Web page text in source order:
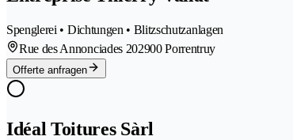
Spenglerei • Dichtungen • Blitzschutzanlagen
Rue des Annonciades 202900 Porrentruy
Offerte anfragen
Idéal Toitures Sàrl